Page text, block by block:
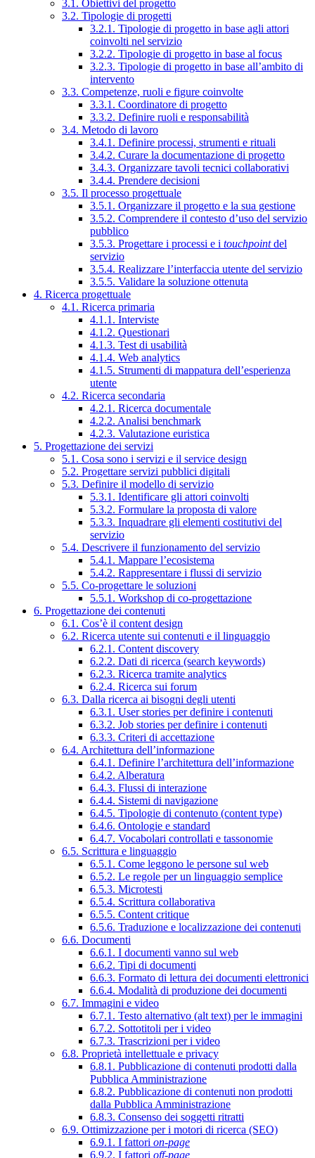
3.1. Obiettivi del progetto
3.2. Tipologie di progetti
3.2.1. Tipologie di progetto in base agli attori
coinvolti nel servizio
3.2.2. Tipologie di progetto in base al focus
3.2.3. Tipologie di progetto in base all’ambito di
intervento
3.3. Competenze, ruoli e figure coinvolte
3.3.1. Coordinatore di progetto
3.3.2. Definire ruoli e responsabilità
3.4. Metodo di lavoro
3.4.1. Definire processi, strumenti e rituali
3.4.2. Curare la documentazione di progetto
3.4.3. Organizzare tavoli tecnici collaborativi
3.4.4. Prendere decisioni
3.5. Il processo progettuale
3.5.1. Organizzare il progetto e la sua gestione
3.5.2. Comprendere il contesto d’uso del servizio
pubblico
3.5.3. Progettare i processi e i touchpointdel
servizio
3.5.4. Realizzare l’interfaccia utente del servizio
3.5.5. Validare la soluzione ottenuta
4. Ricerca progettuale
4.1. Ricerca primaria
4.1.1. Interviste
4.1.2. Questionari
4.1.3. Test di usabilità
4.1.4. Web analytics
4.1.5. Strumenti di mappatura dell’esperienza
utente
4.2. Ricerca secondaria
4.2.1. Ricerca documentale
4.2.2. Analisi benchmark
4.2.3. Valutazione euristica
5. Progettazione dei servizi
5.1. Cosa sono i servizi e il service design
5.2. Progettare servizi pubblici digitali
5.3. Definire il modello di servizio
5.3.1. Identificare gli attori coinvolti
5.3.2. Formulare la proposta di valore
5.3.3. Inquadrare gli elementi costitutivi del
servizio
5.4. Descrivere il funzionamento del servizio
5.4.1. Mappare l’ecosistema
5.4.2. Rappresentare i flussi di servizio
5.5. Co-progettare le soluzioni
5.5.1. Workshop di co-progettazione
6. Progettazione dei contenuti
6.1. Cos’è il content design
6.2. Ricerca utente sui contenuti e il linguaggio
6.2.1. Content discovery
6.2.2. Dati di ricerca (search keywords)
6.2.3. Ricerca tramite analytics
6.2.4. Ricerca sui forum
6.3. Dalla ricerca ai bisogni degli utenti
6.3.1. User stories per definire i contenuti
6.3.2. Job stories per definire i contenuti
6.3.3. Criteri di accettazione
6.4. Architettura dell’informazione
6.4.1. Definire l’architettura dell’informazione
6.4.2. Alberatura
6.4.3. Flussi di interazione
6.4.4. Sistemi di navigazione
6.4.5. Tipologie di contenuto (content type)
6.4.6. Ontologie e standard
6.4.7. Vocabolari controllati e tassonomie
6.5. Scrittura e linguaggio
6.5.1. Come leggono le persone sul web
6.5.2. Le regole per un linguaggio semplice
6.5.3. Microtesti
6.5.4. Scrittura collaborativa
6.5.5. Content critique
6.5.6. Traduzione e localizzazione dei contenuti
6.6. Documenti
6.6.1. I documenti vanno sul web
6.6.2. Tipi di documenti
6.6.3. Formato di lettura dei documenti elettronici
6.6.4. Modalità di produzione dei documenti
6.7. Immagini e video
6.7.1. Testo alternativo (alt text) per le immagini
6.7.2. Sottotitoli per i video
6.7.3. Trascrizioni per i video
6.8. Proprietà intellettuale e privacy
6.8.1. Pubblicazione di contenuti prodotti dalla
Pubblica Amministrazione
6.8.2. Pubblicazione di contenuti non prodotti
dalla Pubblica Amministrazione
6.8.3. Consenso dei soggetti ritratti
6.9. Ottimizzazione per i motori di ricerca (SEO)
6.9.1. I fattori on-page
6.9.2. I fattori off-page